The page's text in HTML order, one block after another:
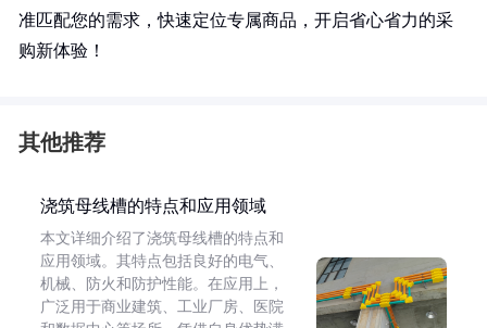
准匹配您的需求，快速定位专属商品，开启省心省力的采
购新体验！
其他推荐
浇筑母线槽的特点和应用领域
本文详细介绍了浇筑母线槽的特点和
应用领域。其特点包括良好的电气、
机械、防火和防护性能。在应用上，
广泛用于商业建筑、工业厂房、医院